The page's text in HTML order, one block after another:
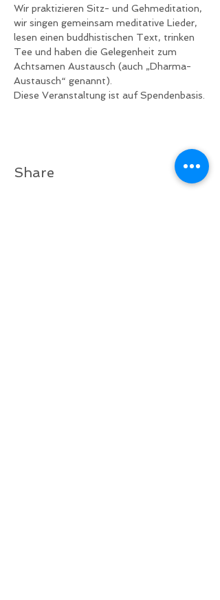
Wir praktizieren Sitz- und Gehmeditation,
wir singen gemeinsam meditative Lieder,
lesen einen buddhistischen Text, trinken
Tee und haben die Gelegenheit zum
Achtsamen Austausch (auch „Dharma-
Austausch“ genannt).
Diese Veranstaltung ist auf Spendenbasis.
Share